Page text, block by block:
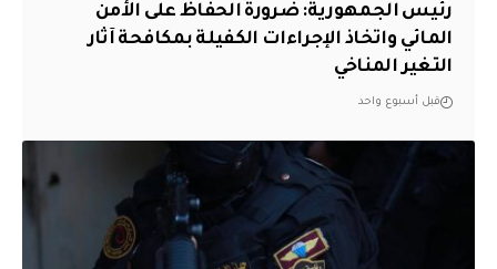
رئيس الجمهورية: ضرورة الحفاظ على الأمن
المائي واتخاذ الإجراءات الكفيلة بمكافحة آثار
التغير المناخي
قبل أسبوع واحد